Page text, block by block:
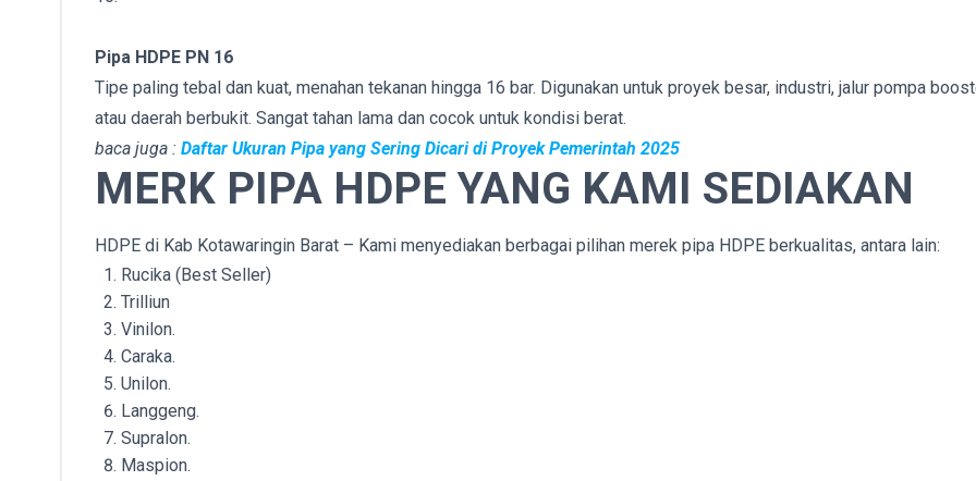
Pipa HDPE PN 16
Tipe paling tebal dan kuat, menahan tekanan hingga 16 bar. Digunakan untuk proyek besar, industri, jalur pompa
atau daerah berbukit. Sangat tahan lama dan cocok untuk kondisi berat.
baca juga : Daftar Ukuran Pipa yang Sering Dicari di Proyek Pemerintah 2025
MERK PIPA HDPE YANG KAMI SEDIAKAN
HDPE di Kab Kotawaringin Barat – Kami menyediakan berbagai pilihan merek pipa HDPE berkualitas, antara lain:
Rucika (Best Seller)
Trilliun
Vinilon.
Caraka.
Unilon.
Langgeng.
Supralon.
Maspion.